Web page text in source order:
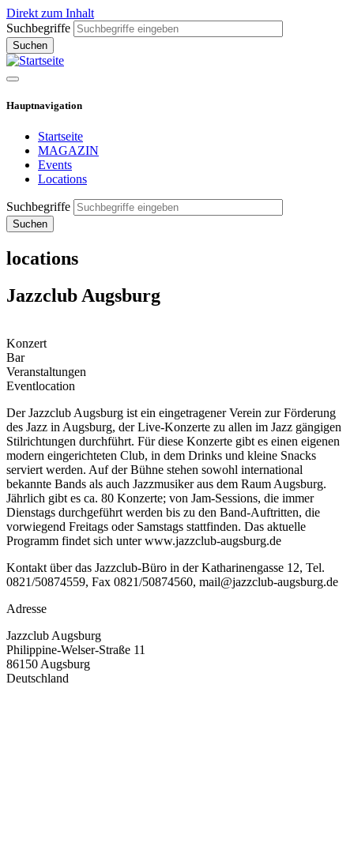
Direkt zum Inhalt
Suchbegriffe
Hauptnavigation
Startseite
MAGAZIN
Events
Locations
Suchbegriffe
locations
Jazzclub Augsburg
Konzert
Bar
Veranstaltungen
Eventlocation
Der Jazzclub Augsburg ist ein eingetragener Verein zur Förderung
des Jazz in Augsburg, der Live-Konzerte zu allen im Jazz gängigen
Stilrichtungen durchführt. Für diese Konzerte gibt es einen eigenen
modern eingerichteten Club, in dem Drinks und kleine Snacks
serviert werden. Auf der Bühne stehen sowohl international
bekannte Bands als auch Jazzmusiker aus dem Raum Augsburg.
Jährlich gibt es ca. 80 Konzerte; von Jam-Sessions, die immer
Dienstags durchgeführt werden bis zu den Band-Auftritten, die
vorwiegend Freitags oder Samstags stattfinden. Das aktuelle
Programm findet sich unter www.jazzclub-augsburg.de
Kontakt über das Jazzclub-Büro in der Katharinengasse 12, Tel.
0821/50874559, Fax 0821/50874560, mail@jazzclub-augsburg.de
Adresse
Jazzclub Augsburg
Philippine-Welser-Straße 11
86150 Augsburg
Deutschland